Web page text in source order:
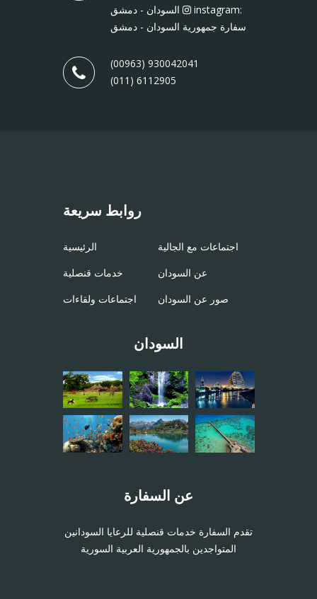
instagram:
سفارة جمهورية السودان - دمشق
(00963) 930042041
(011) 6112905
روابط سريعة
الرئيسية
خدمات قنصلية
اجتماعات ولقاءات
اجتماعات مع الجالية
عن السودان
صور عن السودان
السودان
عن السفارة
تقدم السفارة خدمات قنصلية للرعايا السودانين
المتواجدين بالجمهورية العربية السورية